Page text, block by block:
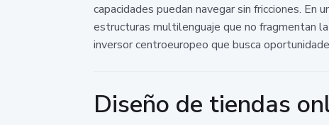
capacidades puedan navegar sin fricciones.
estructuras multilenguaje que no fragmentan
inversor centroeuropeo que busca
Diseño de tiendas